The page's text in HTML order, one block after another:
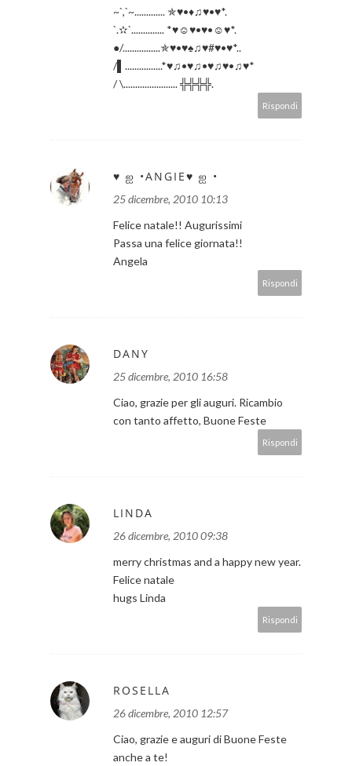
~`,`~............. ✯♥•♦♫♥•♥*.
`.✫`.............. *♥☺♥•♥•☺♥*.
●/................✯♥•♥♠♫♥#♥•♥*..
/▌................*♥♫•♥♫•♥♫♥•♫♥*
/ \....................... ╬╬╬╬.
Rispondi
♥ ஐ •ANGIE♥ ஐ •
25 dicembre, 2010 10:13
Felice natale!! Augurissimi
Passa una felice giornata!!
Angela
Rispondi
DANY
25 dicembre, 2010 16:58
Ciao, grazie per gli auguri. Ricambio
con tanto affetto, Buone Feste
Rispondi
LINDA
26 dicembre, 2010 09:38
merry christmas and a happy new year.
Felice natale
hugs Linda
Rispondi
ROSELLA
26 dicembre, 2010 12:57
Ciao, grazie e auguri di Buone Feste
anche a te!